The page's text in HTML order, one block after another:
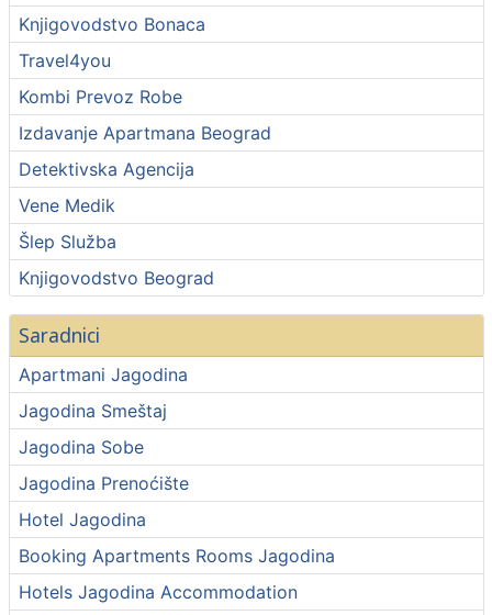
Knjigovodstvo Bonaca
Travel4you
Kombi Prevoz Robe
Izdavanje Apartmana Beograd
Detektivska Agencija
Vene Medik
Šlep Služba
Knjigovodstvo Beograd
Saradnici
Apartmani Jagodina
Jagodina Smeštaj
Jagodina Sobe
Jagodina Prenoćište
Hotel Jagodina
Booking Apartments Rooms Jagodina
Hotels Jagodina Accommodation